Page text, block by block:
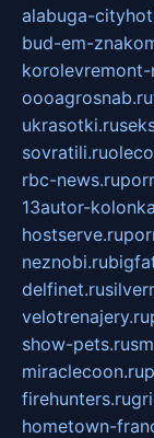
alabuga-
bud-em-
korolevremont-
oooagrosnab.ru
ukrasotki.ru
sovratili.ru
rbc-news.ru
13autor-
hostserve.ru
neznobi.ru
delfinet.ru
velotrenajery.ru
show-pets.ru
miraclecoon.ru
firehunters.ru
hometown-